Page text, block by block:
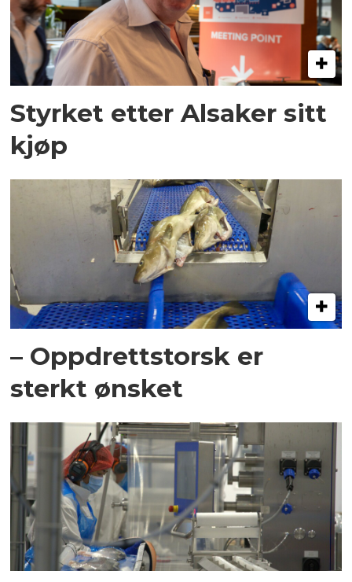
Styrket etter Alsaker sitt
kjøp
– Oppdrettstorsk er
sterkt ønsket